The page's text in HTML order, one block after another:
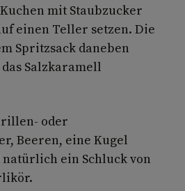
mit Staubzucker
einen Teller setzen. Die
Spritzsack daneben
Salzkaramell
oder
Beeren, eine Kugel
ein Schluck von